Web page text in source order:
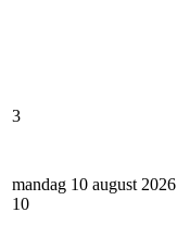
3
mandag 10 august 2026
10